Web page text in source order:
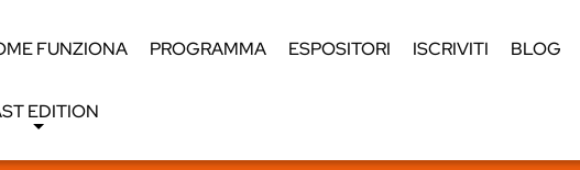
FUNZIONA PROGRAMMA ESPOSITORI ISCRIVITI BLOG
EDITION